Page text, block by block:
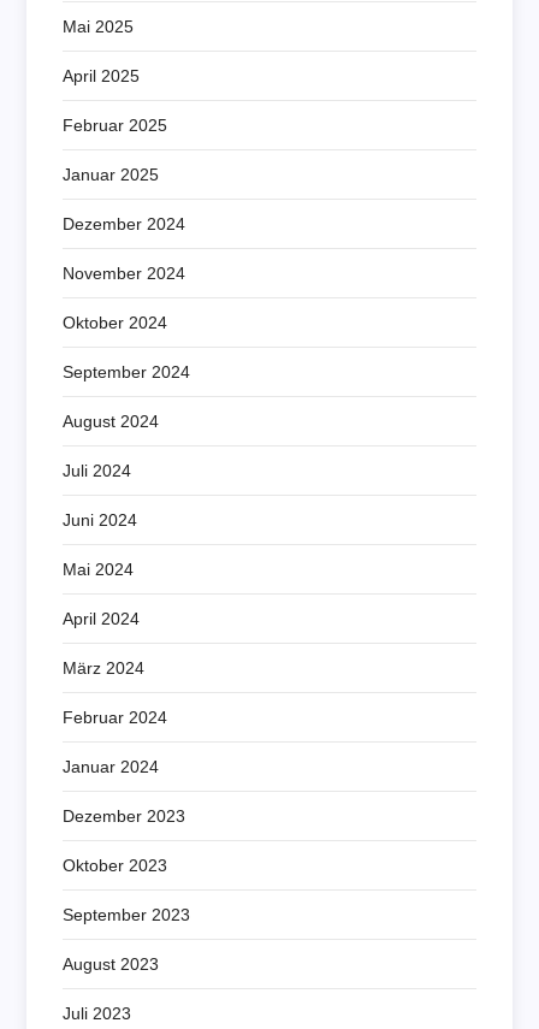
Mai 2025
April 2025
Februar 2025
Januar 2025
Dezember 2024
November 2024
Oktober 2024
September 2024
August 2024
Juli 2024
Juni 2024
Mai 2024
April 2024
März 2024
Februar 2024
Januar 2024
Dezember 2023
Oktober 2023
September 2023
August 2023
Juli 2023